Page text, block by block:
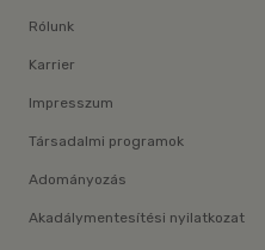
Rólunk
Karrier
Impresszum
Társadalmi programok
Adományozás
Akadálymentesítési nyilatkozat